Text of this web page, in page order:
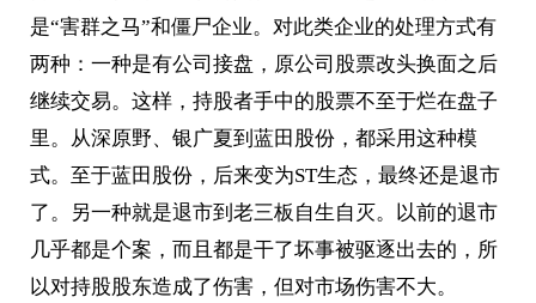
是“害群之马”和僵尸企业。对此类企业的处理方式有
两种：一种是有公司接盘，原公司股票改头换面之后
继续交易。这样，持股者手中的股票不至于烂在盘子
里。从深原野、银广夏到蓝田股份，都采用这种模
式。至于蓝田股份，后来变为ST生态，最终还是退市
了。另一种就是退市到老三板自生自灭。以前的退市
几乎都是个案，而且都是干了坏事被驱逐出去的，所
以对持股股东造成了伤害，但对市场伤害不大。